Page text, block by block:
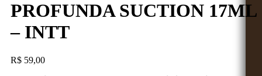
PROFUNDA SUCTION 17ML
– INTT
R$ 59,00